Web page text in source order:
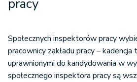
pracy
Społecznych inspektorów pracy
pracownicy zakładu pracy –
uprawnionymi do kandydowania w
społecznego inspektora pracy są